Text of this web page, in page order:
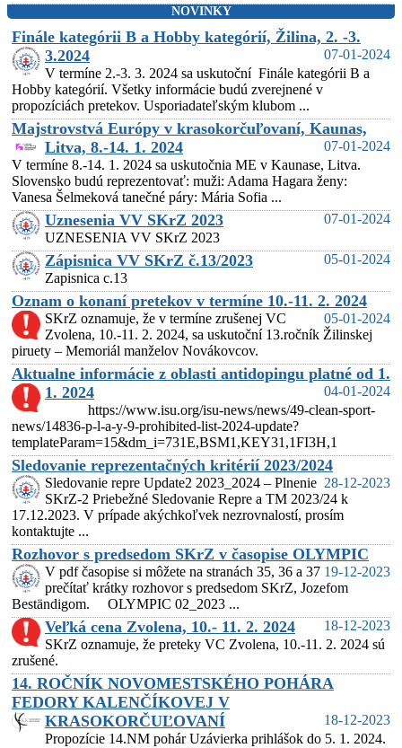
NOVINKY
Finále kategórii B a Hobby kategórií, Žilina, 2. -3.
3.2024
07-01-2024
V termíne 2.-3. 3. 2024 sa uskutoční Finále kategórii B a
Hobby kategórií. Všetky informácie budú zverejnené v
propozíciách pretekov. Usporiadateľským klubom ...
Majstrovstvá Európy v krasokorčuľovaní, Kaunas,
Litva, 8.-14. 1. 2024
07-01-2024
V termíne 8.-14. 1. 2024 sa uskutočnia ME v Kaunase, Litva.
Slovensko budú reprezentovať: muži: Adama Hagara ženy:
Vanesa Šelmeková tanečné páry: Mária Sofia ...
Uznesenia VV SKrZ 2023
07-01-2024
UZNESENIA VV SKrZ 2023
Zápisnica VV SKrZ č.13/2023
05-01-2024
Zapisnica c.13
Oznam o konaní pretekov v termíne 10.-11. 2. 2024
05-01-2024
SKrZ oznamuje, že v termíne zrušenej VC
Zvolena, 10.-11. 2. 2024, sa uskutoční 13.ročník Žilinskej
piruety – Memoriál manželov Novákovcov.
Aktualne informácie z oblasti antidopingu platné od 1.
1. 2024
04-01-2024
https://www.isu.org/isu-news/news/49-clean-sport-
news/14836-p-l-a-y-9-prohibited-list-2024-update?
templateParam=15&dm_i=731E,BSM1,KEY31,1FI3H,1
Sledovanie reprezentačných kritérií 2023/2024
28-12-2023
Sledovanie repre Update2 2023_2024 – Plnenie
SKrZ-2 Priebežné Sledovanie Repre a TM 2023/24 k
17.12.2023. V prípade akýchkoľvek nezrovnalostí, prosím
kontaktujte ...
Rozhovor s predsedom SKrZ v časopise OLYMPIC
19-12-2023
V pdf časopise si môžete na stranách 35, 36 a 37
prečítať krátky rozhovor s predsedom SKrZ, Jozefom
Beständigom. OLYMPIC 02_2023 ...
Veľká cena Zvolena, 10.- 11. 2. 2024
18-12-2023
SKrZ oznamuje, že preteky VC Zvolena, 10.-11. 2. 2024 sú
zrušené.
14. ROČNÍK NOVOMESTSKÉHO POHÁRA
FEDORY KALENČÍKOVEJ V
KRASOKORČUĽOVANÍ
18-12-2023
Propozície 14.NM pohár Uzávierka prihlášok do 5. 1. 2024.